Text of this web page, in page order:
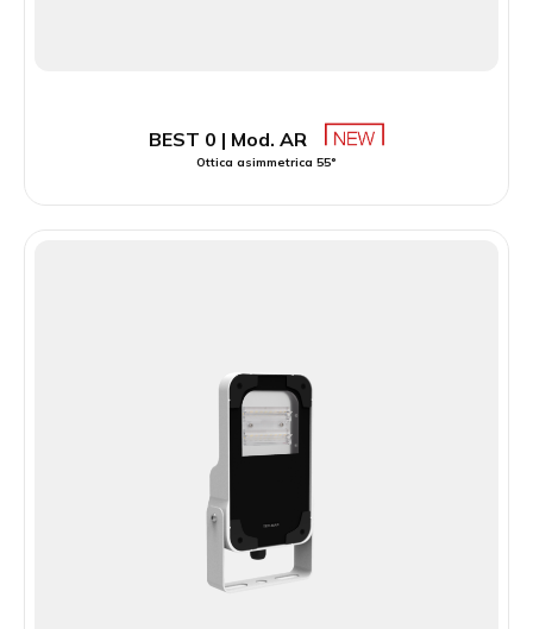
BEST 0 | Mod. AR
Ottica asimmetrica 55°